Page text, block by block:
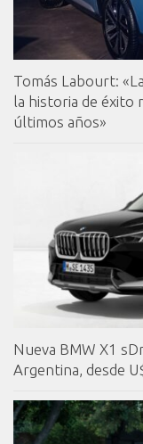
Tomás Labourt:
la historia de éxito
últimos años»
Nueva BMW X1
Argentina, desde